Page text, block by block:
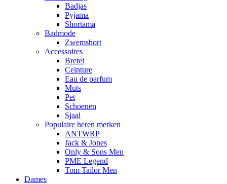
Badjas
Pyjama
Shortama
Badmode
Zwemshort
Accessoires
Bretel
Ceinture
Eau de parfum
Muts
Pet
Schoenen
Sjaal
Populaire heren merken
ANTWRP
Jack & Jones
Only & Sons Men
PME Legend
Tom Tailor Men
Dames